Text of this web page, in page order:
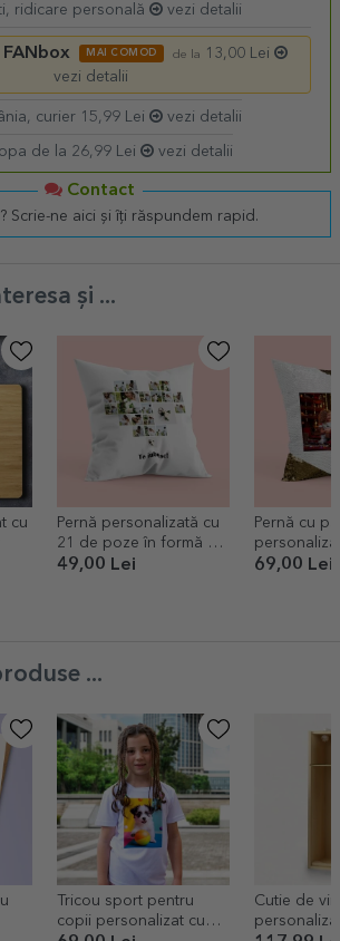
ridicare personală vezi detalii
FANbox MAI COMOD de la
13,00 Lei
vezi detalii
curier 15,99 Lei vezi detalii
de la 26,99 Lei vezi detalii
Contact
Scrie-ne aici și îți răspundem rapid.
și ...
cu
Pernă personalizată cu
21 de poze în formă de
inimă și text
49,00 Lei
Pernă cu
69,00 Lei
...
Tricou sport pentru
copii personalizat cu
Cutie de vin